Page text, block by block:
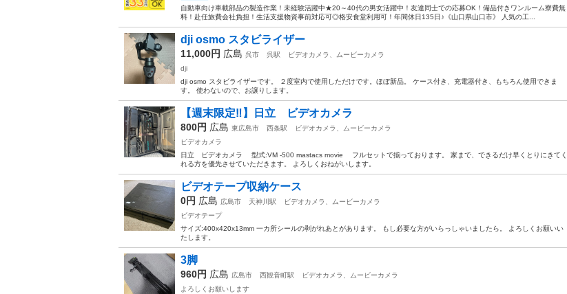
自動車向け車載部品の製造作業！未経験活躍中★20～40代の男女活躍中！友達同士での応募OK！備品付きワンルーム寮費無
料！赴任旅費会社負担！生活支援物資事前対応可◎格安食堂利用可！年間休日135日♪《山口県山口市》 人気の工...
dji osmo スタビライザー
11,000円 広島 呉市 呉駅
ビデオカメラ、ムービーカメラ
dji
dji osmo スタビライザーです。 ２度室内で使用しただけです。ほぼ新品。 ケース付き、充電器付き、もちろん使用できま
す。 使わないので、お譲りします。
【週末限定‼︎】日立 ビデオカメラ
800円 広島 東広島市 西条駅
ビデオカメラ、ムービーカメラ
ビデオカメラ
日立 ビデオカメラ 型式:VM -500 mastacs movie フルセットで揃っております。 家まで、できるだけ早くとりにきてく
れる方を優先させていただきます。 よろしくおねがいします。
ビデオテープ収納ケース
0円 広島 広島市 天神川駅
ビデオカメラ、ムービーカメラ
ビデオテープ
サイズ:400x420x13mm 一カ所シールの剥がれあとがあります。 もし必要な方がいらっしゃいましたら。 よろしくお願いい
たします。
3脚
960円 広島 広島市 西観音町駅
ビデオカメラ、ムービーカメラ
よろしくお願いします